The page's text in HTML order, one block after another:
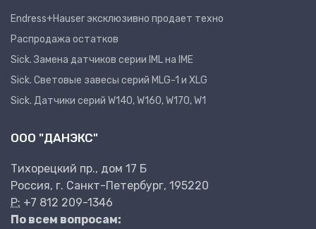
Endress+Hauser эксклюзивно продает техно
Распродажа остатков
Sick. Замена датчиков серии IML на IME
Sick. Световые завесы серий MLG-1 и XLG
Sick. Датчики серий W140, W160, W170, W1
ООО "ДАНЭКС"
Тихорецкий пр., дом 17 Б
Россия, г. Санкт-Петербург, 195220
P: +7 812 209-1346
По всем вопросам: